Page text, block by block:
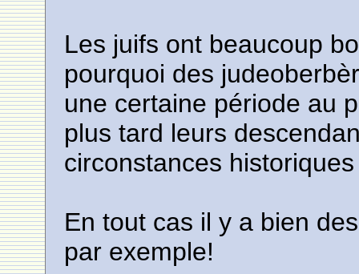
Les juifs ont beaucoup
pourquoi des
une certaine période au
plus tard leurs
circonstances
En tout cas il y a bien
par exemple!